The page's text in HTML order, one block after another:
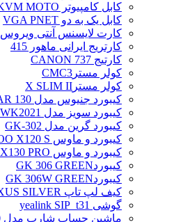
کابل کامپیوتر M1.5 HDMI VGA KVM MOTO
کابل یک به دو VGA PNET
کارت لایسنس آنتی ویروس ESET
کارتریج ایرانی ماهور 415
کارتیج 737 CANON
کولر مسترCMC3
کولر مسترX SLIM II
کیبورد جنیوس مدل SLIM-STAR 130
کیبورد سویز مدل SWK2021
کیبورد گرین مدل GK-302
کیبورد و ماوس RAPOO X120 S
کیبورد و ماوس RAPOO X130 PRO
کیبوردGK 306 GREEN
کیبوردGK 306W GREEN
کیف لپ تاپ REXUS SILVER
گوشی yealink SIP_t31
ماشین حساب شارپ مدل CS-2130